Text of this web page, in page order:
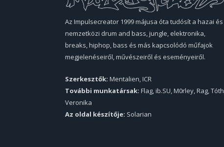
Az Impulsecreator 1999 májusa óta tudósít a hazai és
nemzetközi drum and bass, jungle, elektronika,
breaks, hiphop, bass és más kapcsolódó műfajok
megjelenéseiről, művészeiről és eseményeiről.
Szerkesztők: Mentalien, ICR
További munkatársak: Flag, ib.SU, M0rley, Rag, Tóth
Veronika
Az oldal készítője: Solarian